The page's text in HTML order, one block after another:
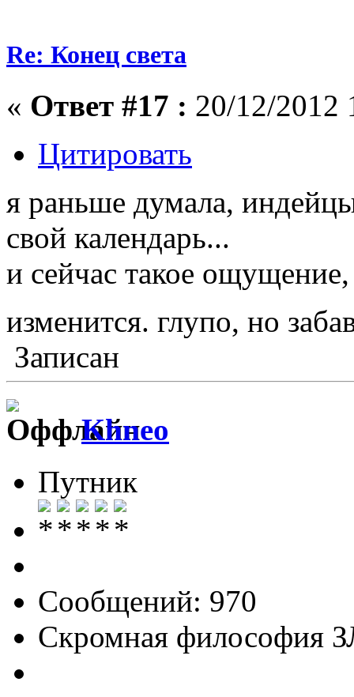
Re: Конец света
« Ответ #17 : 20/12/2012
Цитировать
я раньше думала,
свой календарь...
и сейчас такое ощущение,
изменится. глупо, но
Записан
Khneo
Путник
Сообщений: 970
Скромная философия